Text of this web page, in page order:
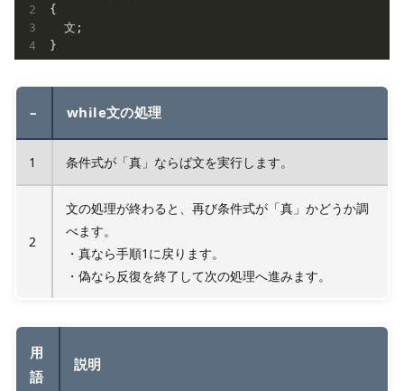
{
  文;
}
– while文の処理
1 条件式が「真」ならば文を実行します。
2
文の処理が終わると、再び条件式が「真」かどうか調
べます。
・真なら手順1に戻ります。
・偽なら反復を終了して次の処理へ進みます。
用
語
説明